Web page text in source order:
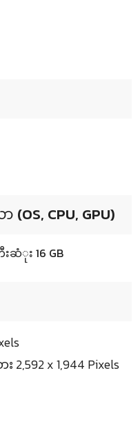
CPU, GPU)
ဆံုး 16 GB
x 1,944 Pixels